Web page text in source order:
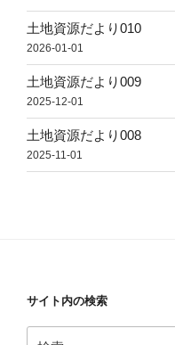
土地資源だより010
2026-01-01
土地資源だより009
2025-12-01
土地資源だより008
2025-11-01
サイト内の検索